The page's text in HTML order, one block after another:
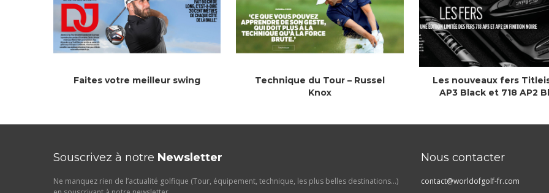
Faites votre meilleur swing
Technique du Tour – Russel
Knox
Les nouveaux fers
AP3 Black et 718 AP2
Souscrivez à notre Newsletter
Ne manquez rien de l’actualité golfique (Tour, équipement, technique, les plus belles destinations…)
Nous contacter
contact@worldofgolf-fr.com